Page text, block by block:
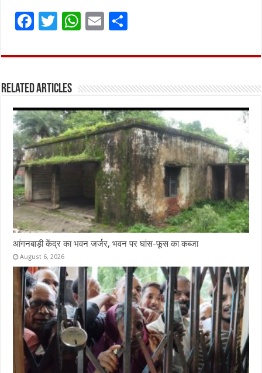
F
ce
o
o
k
T
it
r
W
at
A
p
p
E
ai ar
Related Articles
आंगनबाड़ी केंद्र का भवन जर्जर, भवन पर घांस-फूस का कब्जा
August 6, 2026